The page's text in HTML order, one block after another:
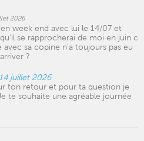
2026
week end avec lui le 14/07 et
se rapprocherai de moi en juin c
avec sa copine n'a toujours pas eu
?
juillet 2026
ton retour et pour ta question je
te souhaite une agréable journée